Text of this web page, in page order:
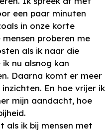
een paar minuten
in onze korte
proberen me
als ik naar die
nu alsnog kan
Daarna komt er meer
En hoe vrijer ik
mijn aandacht, hoe
als ik bij mensen met